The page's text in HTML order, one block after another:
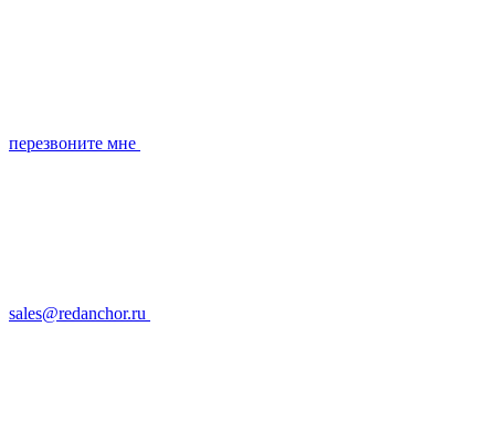
перезвоните мне
sales@redanchor.ru